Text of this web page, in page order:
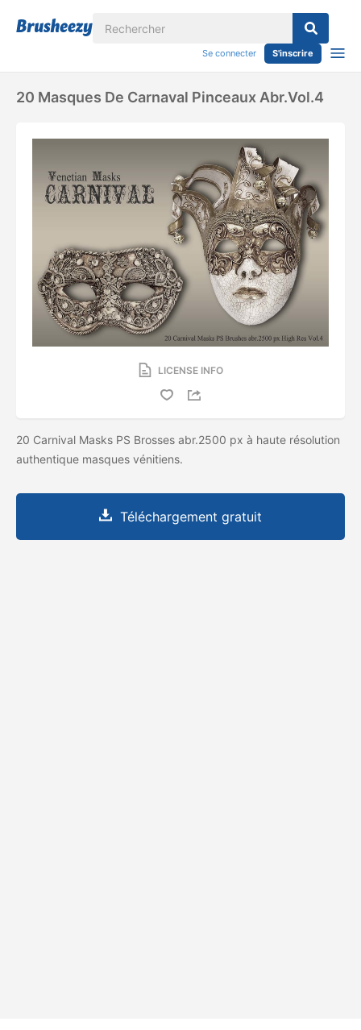
Se connecter S'inscrire
20 Masques De Carnaval Pinceaux Abr.vol.4
LICENSE INFO
20 Carnival Masks PS Brosses abr.2500 px à haute résolution
authentique masques vénitiens.
Téléchargement gratuit